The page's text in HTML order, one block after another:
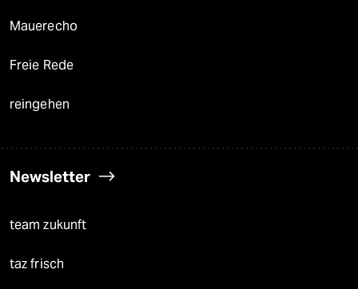
Mauerecho
Freie Rede
reingehen
Newsletter
team zukunft
taz frisch